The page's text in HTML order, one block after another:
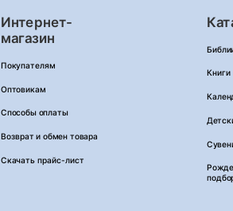
Интернет-
магазин
Покупателям
Оптовикам
Способы оплаты
Возврат и обмен товара
Скачать прайс-лист
Книги